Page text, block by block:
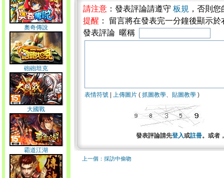
奧奇傳說
砲砲坦克
大國戰
霸道江湖
請注意 ：發表評論請遵守 板規 ，否則
提醒 ： 留言將在發表完一分鐘後顯示
發表評論 暱稱
表情符號 上傳圖片 ( 抓圖教學、 貼圖教學 )
發表評論請先登入或註冊。或者
上一個：採訪中偷吻